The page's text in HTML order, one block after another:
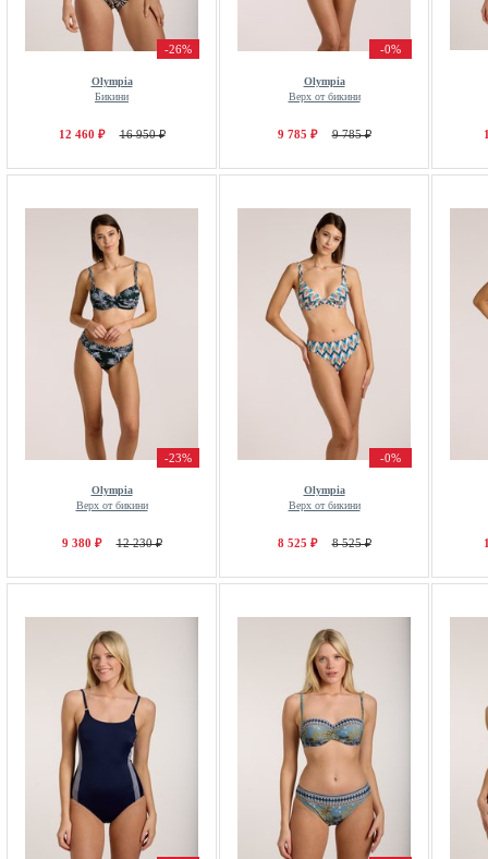
-26%
Olympia
Бикини
12 460 ₽ 16 950 ₽
-0%
Olympia
Верх от бикини
9 785 ₽ 9 785 ₽
-23%
Olympia
Верх от бикини
9 380 ₽ 12 230 ₽
-0%
Olympia
Верх от бикини
8 525 ₽ 8 525 ₽